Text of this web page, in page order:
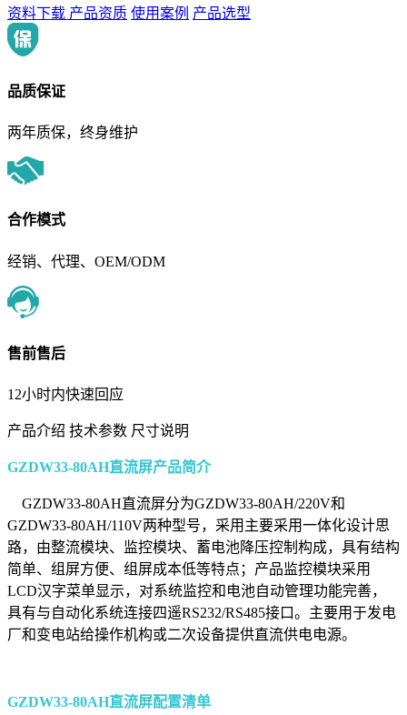
资料下载 产品资质 使用案例 产品选型
品质保证
两年质保，终身维护
合作模式
经销、代理、OEM/ODM
售前售后
12小时内快速回应
产品介绍 技术参数 尺寸说明
GZDW33-80AH直流屏产品简介
GZDW33-80AH直流屏分为GZDW33-80AH/220V和
GZDW33-80AH/110V两种型号，采用主要采用一体化设计思
路，由整流模块、监控模块、蓄电池降压控制构成，具有结构
简单、组屏方便、组屏成本低等特点；产品监控模块采用
LCD汉字菜单显示，对系统监控和电池自动管理功能完善，
具有与自动化系统连接四遥RS232/RS485接口。主要用于发电
厂和变电站给操作机构或二次设备提供直流供电电源。
GZDW33-80AH直流屏配置清单